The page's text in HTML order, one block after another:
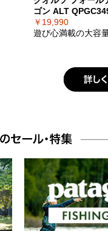
ゴン ALT
￥19,990
遊び心満載の大容